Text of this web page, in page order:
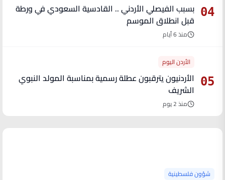
04
بسبب الفيصلي الأردني .. القادسية السعودي في ورطة
قبل انطلاق الموسم
منذ 6 أيام
05
الأردن اليوم
الأردنيون يترقبون عطلة رسمية بمناسبة المولد النبوي
الشريف
منذ 2 يوم
شؤون فلسطينية